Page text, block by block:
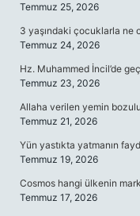
Temmuz 25, 2026
3 yaşındaki çocuklarla ne
Temmuz 24, 2026
Hz. Muhammed İncil’de
Temmuz 23, 2026
Allaha verilen yemin
Temmuz 21, 2026
Yün yastıkta yatmanın
Temmuz 19, 2026
Cosmos hangi ülkenin
Temmuz 17, 2026